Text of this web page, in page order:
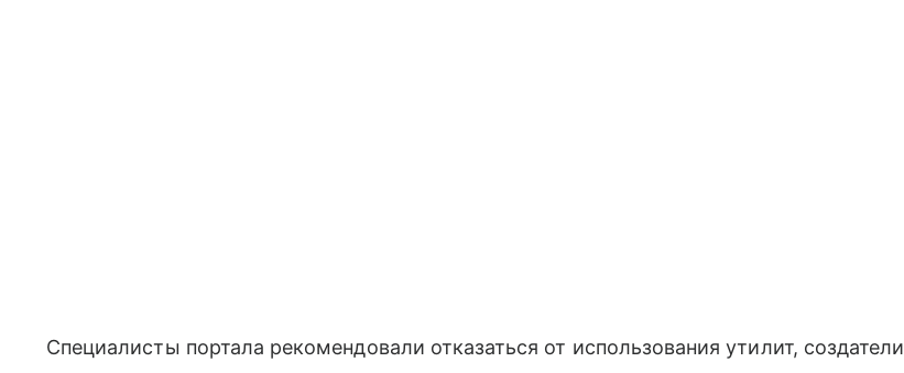
Специалисты портала рекомендовали отказаться от использования утилит, создатели